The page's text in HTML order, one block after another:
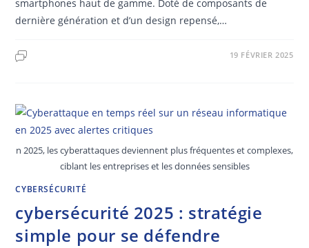
smartphones haut de gamme. Doté de composants de
dernière génération et d’un design repensé,…
19 FÉVRIER 2025
n 2025, les cyberattaques deviennent plus fréquentes et complexes,
ciblant les entreprises et les données sensibles
CYBERSÉCURITÉ
cybersécurité 2025 : stratégie
simple pour se défendre